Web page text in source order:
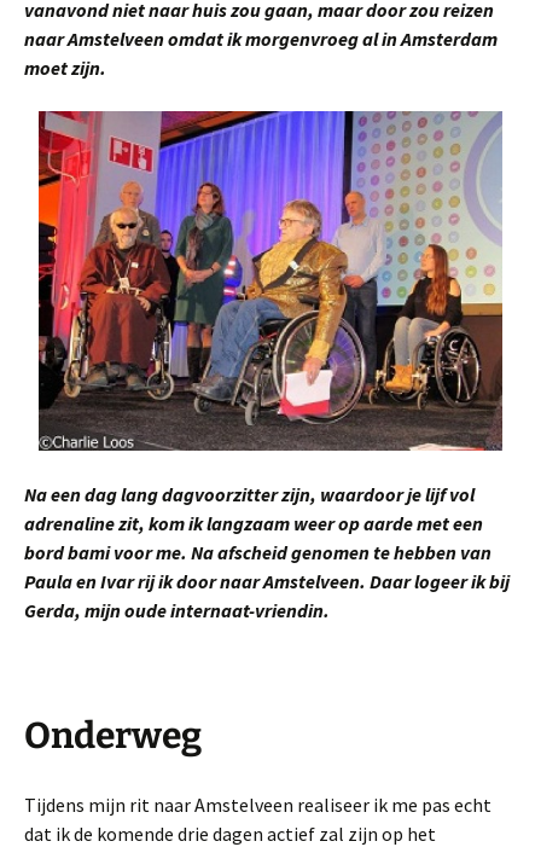
vanavond niet naar huis zou gaan, maar door zou reizen
naar Amstelveen omdat ik morgenvroeg al in Amsterdam
moet zijn.
Na een dag lang dagvoorzitter zijn, waardoor je lijf vol
adrenaline zit, kom ik langzaam weer op aarde met een
bord bami voor me. Na afscheid genomen te hebben van
Paula en Ivar rij ik door naar Amstelveen. Daar logeer ik bij
Gerda, mijn oude internaat-vriendin.
Onderweg
Tijdens mijn rit naar Amstelveen realiseer ik me pas echt
dat ik de komende drie dagen actief zal zijn op het